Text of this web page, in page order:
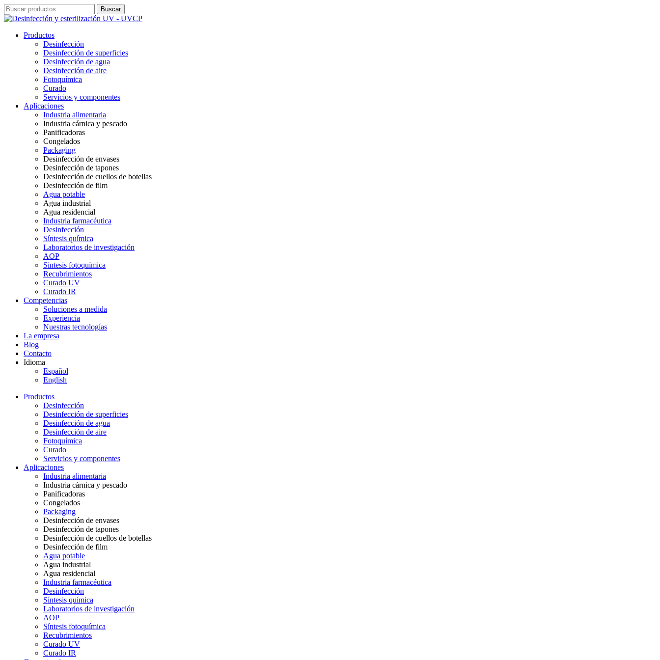
Ir
al
Buscar
por:
Buscar
Productos
Desinfección
Desinfección de superficies
Desinfección de agua
Desinfección de aire
Fotoquímica
Curado
Servicios y componentes
Aplicaciones
Industria alimentaria
Industria cárnica y pescado
Panificadoras
Congelados
Packaging
Desinfección de envases
Desinfección de tapones
Desinfección de cuellos de botellas
Desinfección de film
Agua potable
Agua industrial
Agua residencial
Industria farmacéutica
Desinfección
Síntesis química
Laboratorios de investigación
AOP
Síntesis fotoquímica
Recubrimientos
Curado UV
Curado IR
Competencias
Soluciones a medida
Experiencia
Nuestras tecnologías
La empresa
Blog
Contacto
Idioma
Español
English
Productos
Desinfección
Desinfección de superficies
Desinfección de agua
Desinfección de aire
Fotoquímica
Curado
Servicios y componentes
Aplicaciones
Industria alimentaria
Industria cárnica y pescado
Panificadoras
Congelados
Packaging
Desinfección de envases
Desinfección de tapones
Desinfección de cuellos de botellas
Desinfección de film
Agua potable
Agua industrial
Agua residencial
Industria farmacéutica
Desinfección
Síntesis química
Laboratorios de investigación
AOP
Síntesis fotoquímica
Recubrimientos
Curado UV
Curado IR